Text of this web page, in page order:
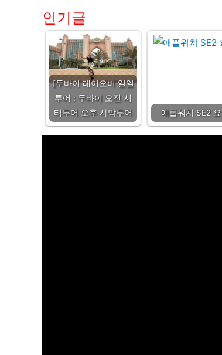
인기글
[두바이 레이오버 일일
투어 : 두바이 오전 시
티투어 오후 사막투어
애플워치 SE2